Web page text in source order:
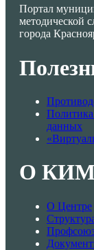
Портал
методической
города
данных
О
О Центре